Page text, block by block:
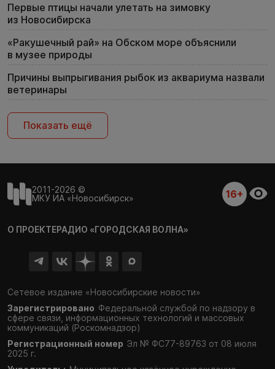
Первые птицы начали улетать на зимовку
из Новосибирска
«Ракушечный рай» на Обском море объяснили
в музее природы
Причины выпрыгивания рыбок из аквариума назвали
ветеринары
Показать ещё
2011-2026 ©
МКУ ИА «Новосибирск»
16+
О ПРОЕКТЕРАДИО «ГОРОДСКАЯ ВОЛНА»
Сетевое издание «Новосибирские новости»
Зарегистрировано Федеральной службой по надзору в
сфере связи, информационных технологий и массовых
коммуникаций (Роскомнадзор)
Регистрационный номер Эл № ФС77-89763 от 08 июля
2025 г.